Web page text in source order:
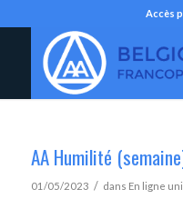
Accès
AA Humilité
01/05/2023 / dans En ligne